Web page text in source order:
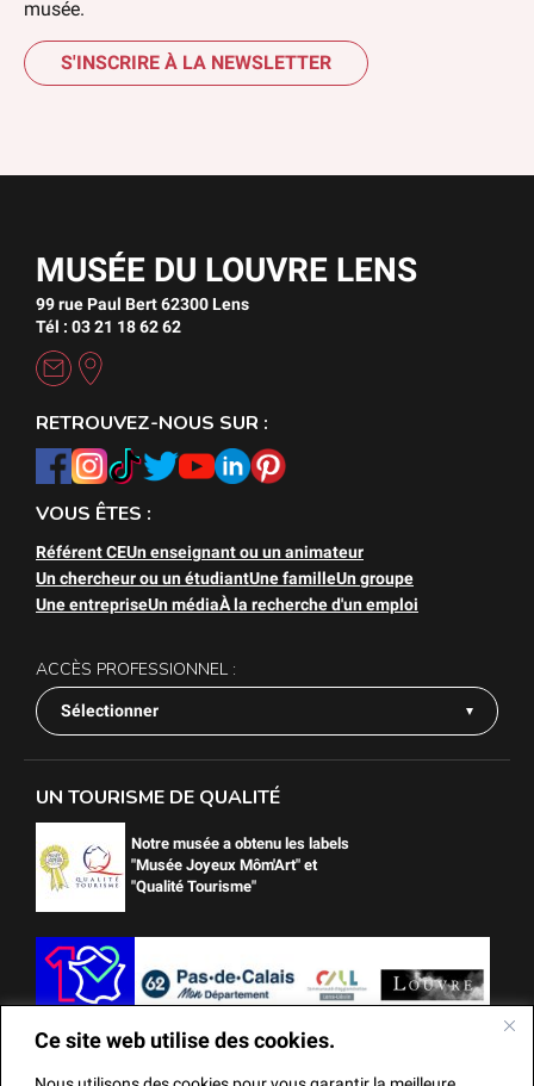
Ce site web utilise des cookies.
musée.
S'INSCRIRE À LA NEWSLETTER
MUSÉE DU LOUVRE LENS
99 rue Paul Bert 62300 Lens
Tél : 03 21 18 62 62
RETROUVEZ-NOUS SUR :
VOUS ÊTES :
Référent CEUn enseignant ou un animateur
Un chercheur ou un étudiantUne familleUn groupe
Une entrepriseUn médiaÀ la recherche d'un emploi
ACCÈS PROFESSIONNEL :
Sélectionner
UN TOURISME DE QUALITÉ
Notre musée a obtenu les labels
"Musée Joyeux Môm'Art" et
"Qualité Tourisme"